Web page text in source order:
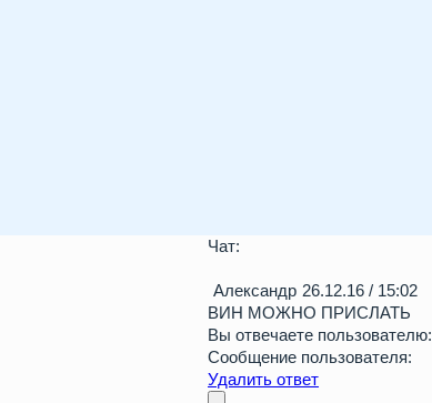
Чат:
Александр 26.12.16 / 15:02
ВИН МОЖНО ПРИСЛАТЬ
Вы отвечаете пользователю:
Сообщение пользователя:
Удалить ответ